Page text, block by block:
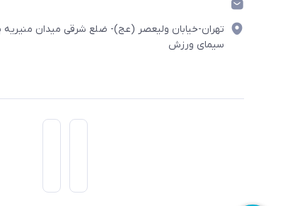
سیمای ورزش